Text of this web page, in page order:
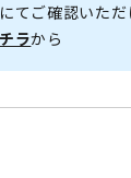
てご確認いただ
ラから